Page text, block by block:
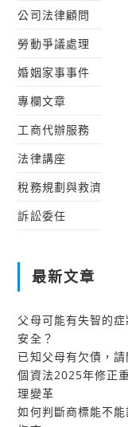
公司法律顧問
勞動爭議處理
婚姻家事事件
專欄文章
工商代辦服務
法律講座
稅務規劃與救濟
訴訟委任
最新文章
父母可能有失智的
安全？
已知父母有欠債，
個資法2025年修正
理變革
如何判斷商標能不